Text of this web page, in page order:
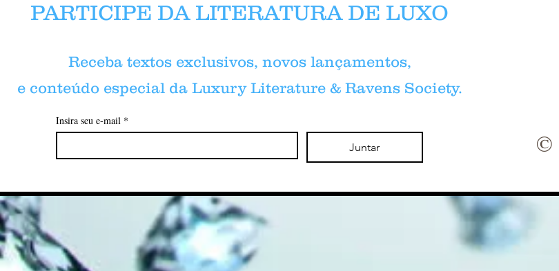
©
PARTICIPE DA LITERATURA DE LUXO
Receba textos exclusivos, novos lançamentos,
e conteúdo especial da Luxury Literature & Ravens Society.
Insira seu e-mail *
Juntar